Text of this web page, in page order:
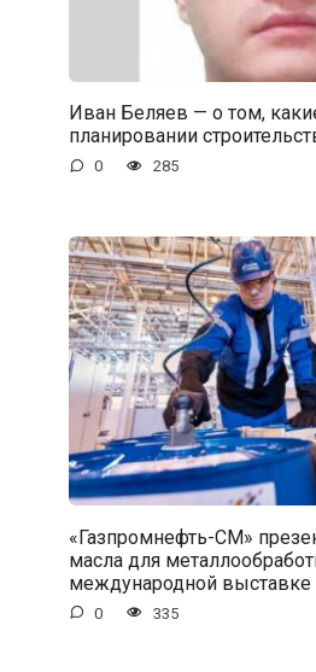
Иван Беляев — о том,
планировании
0 285
«Газпромнефть-СМ»
масла для
международной выставке
0 335